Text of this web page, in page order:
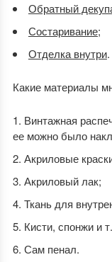
Обратный
Состаривание;
Отделка внутри.
Какие материалы
Винтажная
ее можно было
Акриловые
Акриловый лак;
Ткань для
Кисти, спонжи и
Сам пенал.